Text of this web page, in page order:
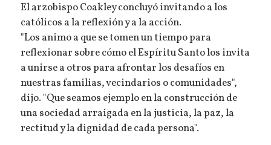
El arzobispo Coakley concluyó invitando a los
católicos a la reflexión y a la acción.
"Los animo a que se tomen un tiempo para
reflexionar sobre cómo el Espíritu Santo los invita
a unirse a otros para afrontar los desafíos en
nuestras familias, vecindarios o comunidades",
dijo. "Que seamos ejemplo en la construcción de
una sociedad arraigada en la justicia, la paz, la
rectitud y la dignidad de cada persona".